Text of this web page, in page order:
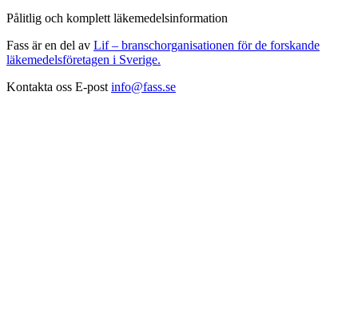
Pålitlig och komplett läkemedelsinformation
Fass är en del av Lif – branschorganisationen för de forskande
läkemedelsföretagen i Sverige.
Kontakta oss E-post info@fass.se